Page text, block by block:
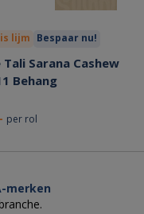
lijm Bespaar nu!
Sarana Cashew
Behang
per rol
merken